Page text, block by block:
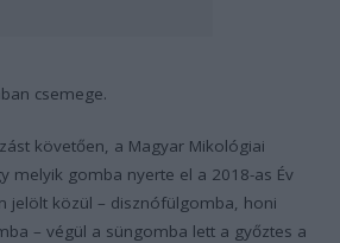
csemege.
követően, a Magyar Mikológiai
melyik gomba nyerte el a 2018-as Év
jelölt közül – disznófülgomba, honi
– végül a süngomba lett a győztes a